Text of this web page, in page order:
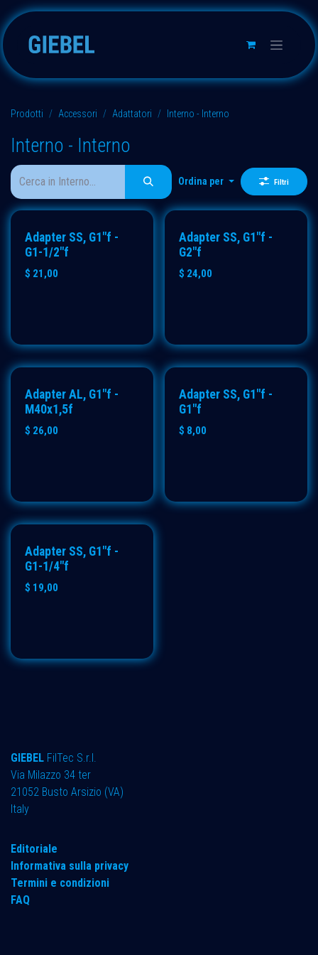
Passa al contenuto
Prodotti Accessori Adattatori Interno - Interno
Interno - Interno
Ordina per Filtri
Adapter SS, G1"f -
G1-1/2"f
$ 21,00
Adapter SS, G1"f -
G2"f
$ 24,00
Adapter AL, G1"f -
M40x1,5f
$ 26,00
Adapter SS, G1"f -
G1"f
$ 8,00
Adapter SS, G1"f -
G1-1/4"f
$ 19,00
GIEBEL FilTec S.r.l.
Via Milazzo 34 ter ​
21052 Busto Arsizio (VA)
Italy
Editoriale
Informativa sulla privacy
Termini e condizioni
FAQ